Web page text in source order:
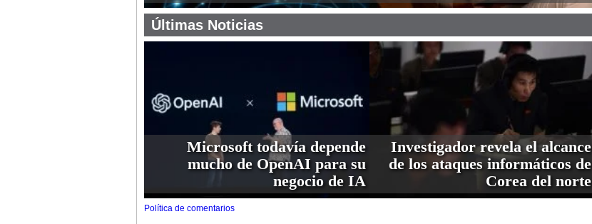
Últimas Noticias
Microsoft todavía depende
mucho de OpenAI para su
negocio de IA
Investigador revela el alcance
de los ataques informáticos de
Corea del norte
Política de comentarios